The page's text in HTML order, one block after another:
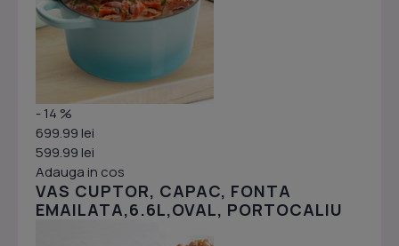
- 14 %
699.99 lei
599.99 lei
Adauga in cos
VAS CUPTOR, CAPAC, FONTA
EMAILATA,6.6L,OVAL, PORTOCALIU